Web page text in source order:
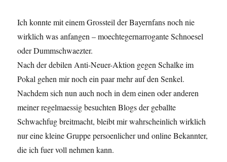
Ich konnte mit einem Grossteil der Bayernfans noch nie
wirklich was anfangen – moechtegernarrogante Schnoesel
oder Dummschwaezter.
Nach der debilen Anti-Neuer-Aktion gegen Schalke im
Pokal gehen mir noch ein paar mehr auf den Senkel.
Nachdem sich nun auch noch in dem einen oder anderen
meiner regelmaessig besuchten Blogs der geballte
Schwachfug breitmacht, bleibt mir wahrscheinlich wirklich
nur eine kleine Gruppe persoenlicher und online Bekannter,
die ich fuer voll nehmen kann.